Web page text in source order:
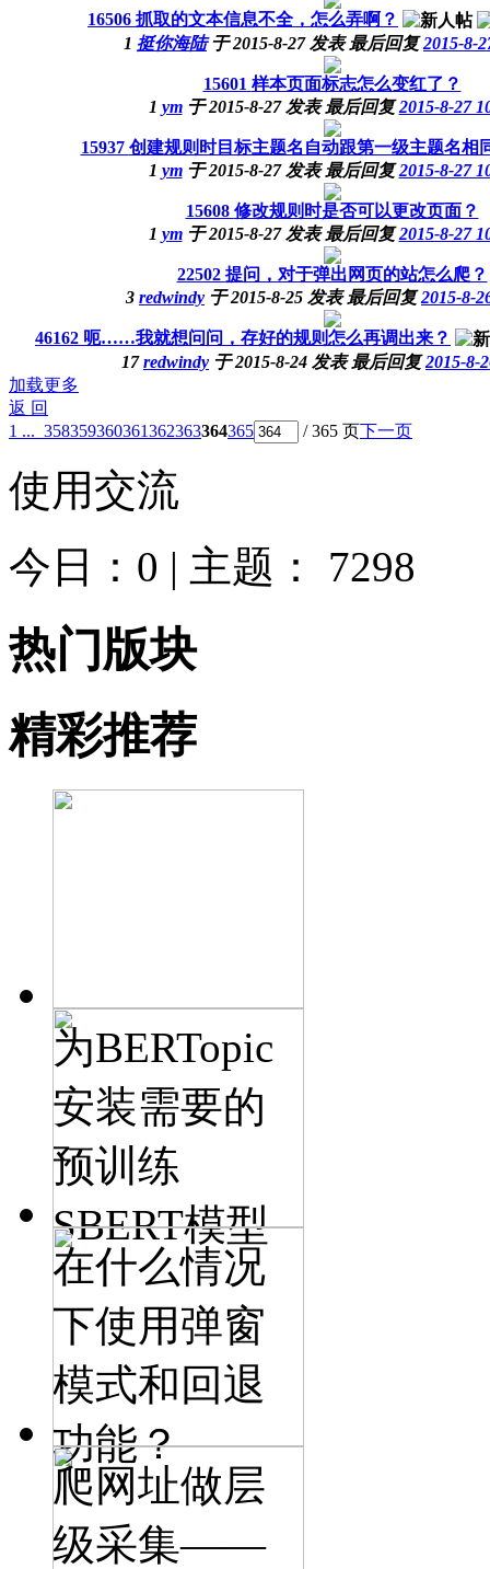
16506 抓取的文本信息不全，怎么弄啊？
1 挺你海陆 于2015-8-27发表 最后回复2015-8-
15601 样本页面标志怎么变红了？
1 ym 于2015-8-27发表 最后回复2015-8-27
15937 创建规则时目标主题名自动跟第一级主题名相
1 ym 于2015-8-27发表 最后回复2015-8-27
15608 修改规则时是否可以更改页面？
1 ym 于2015-8-27发表 最后回复2015-8-27
22502 提问，对于弹出网页的站怎么爬？
3 redwindy 于2015-8-25 发表 最后回复2015-8-
46162 呃……我就想问问，存好的规则怎么再调出来？
17 redwindy 于2015-8-24 发表 最后回复2015-8-
加载更多
返 回
1 ... 358359360361362363364365 / 365 页下一页
使用交流
今日： 0 | 主题： 7298
热门版块
精彩推荐
为BERTopic
安装需要的
预训练
SBERT模型
在什么情况
下使用弹窗
模式和回退
功能？
爬网址做层
级采集——